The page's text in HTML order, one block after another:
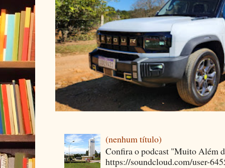
(nenhum título)
Confira o podcast "Muito Além
https://soundcloud.com/user-